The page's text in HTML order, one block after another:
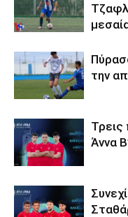
την
Τρεις
Άννα